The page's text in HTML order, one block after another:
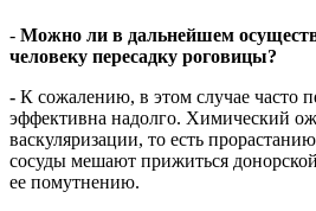
- Можно ли в дальнейшем
человеку пересадку роговицы?
- К сожалению, в этом случае часто
эффективна надолго. Химический
васкуляризации, то есть
сосуды мешают прижиться
ее помутнению.